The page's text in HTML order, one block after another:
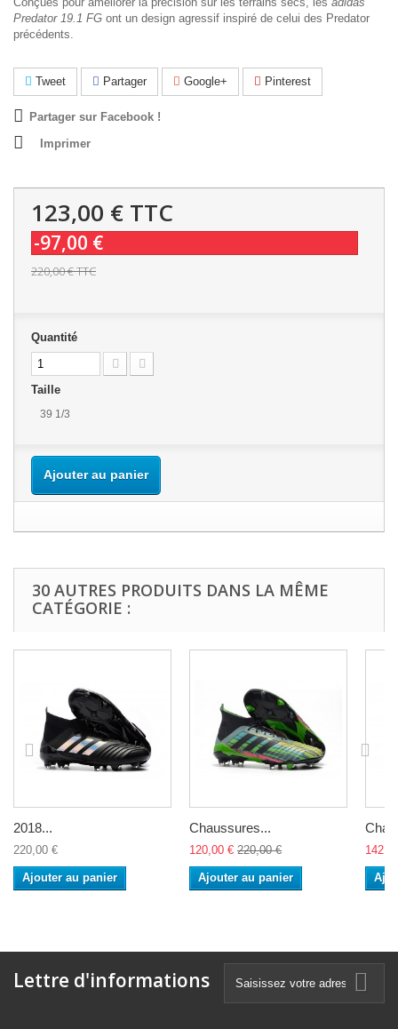
Predator 19.1 FG ont un design agressif inspiré de celui des Predator
précédents.
Tweet Partager Google+ Pinterest
Partager sur Facebook !
Imprimer
123,00 € TTC
-97,00 €
220,00 €TTC
Quantité
Taille
39 1/3
Ajouter au panier
30 AUTRES PRODUITS DANS LA MÊME
CATÉGORIE :
2018...
220,00 €
Ajouter au panier
Chaussures...
120,00 € 220,00 €
Ajouter au panier
Lettre d'informations